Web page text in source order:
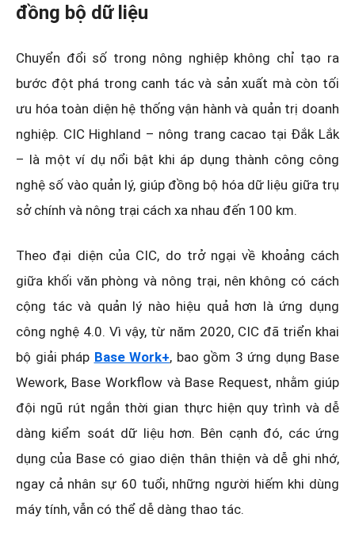
đồng bộ dữ liệu
Chuyển đổi số trong nông nghiệp không chỉ tạo ra
bước đột phá trong canh tác và sản xuất mà còn tối
ưu hóa toàn diện hệ thống vận hành và quản trị doanh
nghiệp. CIC Highland – nông trang cacao tại Đắk Lắk
– là một ví dụ nổi bật khi áp dụng thành công công
nghệ số vào quản lý, giúp đồng bộ hóa dữ liệu giữa trụ
sở chính và nông trại cách xa nhau đến 100 km.
Theo đại diện của CIC, do trở ngại về khoảng cách
giữa khối văn phòng và nông trại, nên không có cách
cộng tác và quản lý nào hiệu quả hơn là ứng dụng
công nghệ 4.0. Vì vậy, từ năm 2020, CIC đã triển khai
bộ giải pháp Base Work+, bao gồm 3 ứng dụng Base
Wework, Base Workflow và Base Request, nhằm giúp
đội ngũ rút ngắn thời gian thực hiện quy trình và dễ
dàng kiểm soát dữ liệu hơn. Bên cạnh đó, các ứng
dụng của Base có giao diện thân thiện và dễ ghi nhớ,
ngay cả nhân sự 60 tuổi, những người hiếm khi dùng
máy tính, vẫn có thể dễ dàng thao tác.